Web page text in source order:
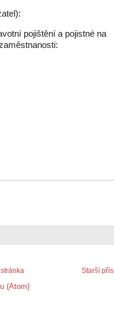
pojištění a pojistné na
Starší
(Atom)